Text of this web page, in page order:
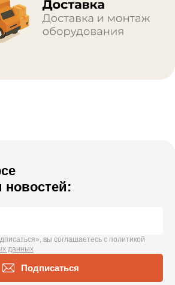
новостей:
вы соглашаетесь с политикой
данных
Подписаться